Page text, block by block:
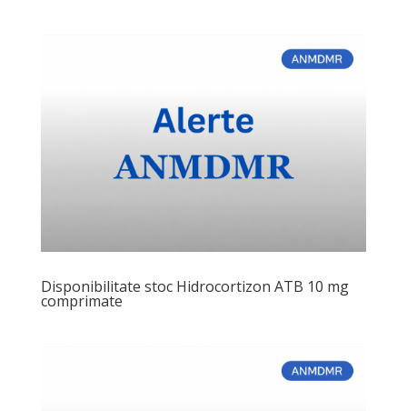
Disponibilitate stoc Hidrocortizon ATB 10 mg
comprimate